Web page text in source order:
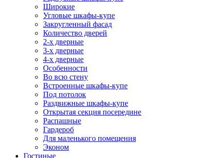
Широкие
Угловые шкафы-купе
Закругленный фасад
Количество дверей
2-х дверные
3-х дверные
4-х дверные
Особенности
Во всю стену
Встроенные шкафы-купе
Под потолок
Раздвижные шкафы-купе
Открытая секция посередине
Распашные
Гардероб
Для маленького помещения
Эконом
Гостиные